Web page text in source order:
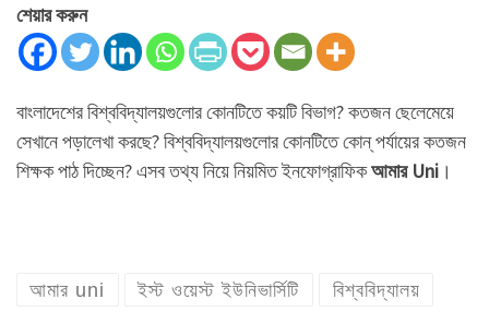
শেয়ার করুন
বাংলাদেশের বিশ্ববিদ্যালয়গুলোর কোনটিতে কয়টি বিভাগ? কতজন ছেলেমেয়ে
সেখানে পড়ালেখা করছে? বিশ্ববিদ্যালয়গুলোর কোনটিতে কোন্ পর্যায়ের কতজন
শিক্ষক পাঠ দিচ্ছেন? এসব তথ্য নিয়ে নিয়মিত ইনফোগ্রাফিকআমার Uni ।
আমার uni ইস্ট ওয়েস্ট ইউনিভার্সিটি বিশ্ববিদ্যালয়